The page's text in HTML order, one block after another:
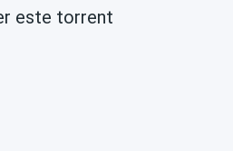
este torrent